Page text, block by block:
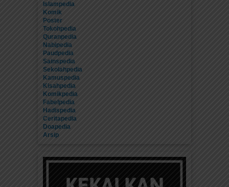
Islampedia
Komik
Poster
Tokohpedia
Quranpedia
Nabipedia
Paudpedia
Sainspedia
Sekolahpedia
Kamuspedia
Kisahpedia
Komikpedia
Fabelpedia
Hadispedia
Ceritapedia
Doapedia
Arsip